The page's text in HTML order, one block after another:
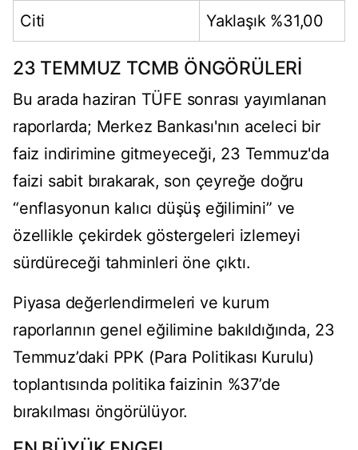
Citi Yaklaşık %31,00
23 TEMMUZ TCMB ÖNGÖRÜLERİ
Bu arada haziran TÜFE sonrası yayımlanan
raporlarda; Merkez Bankası'nın aceleci bir
faiz indirimine gitmeyeceği, 23 Temmuz'da
faizi sabit bırakarak, son çeyreğe doğru
“enflasyonun kalıcı düşüş eğilimini” ve
özellikle çekirdek göstergeleri izlemeyi
sürdüreceği tahminleri öne çıktı.
Piyasa değerlendirmeleri ve kurum
raporlarının genel eğilimine bakıldığında, 23
Temmuz’daki PPK (Para Politikası Kurulu)
toplantısında politika faizinin %37’de
bırakılması öngörülüyor.